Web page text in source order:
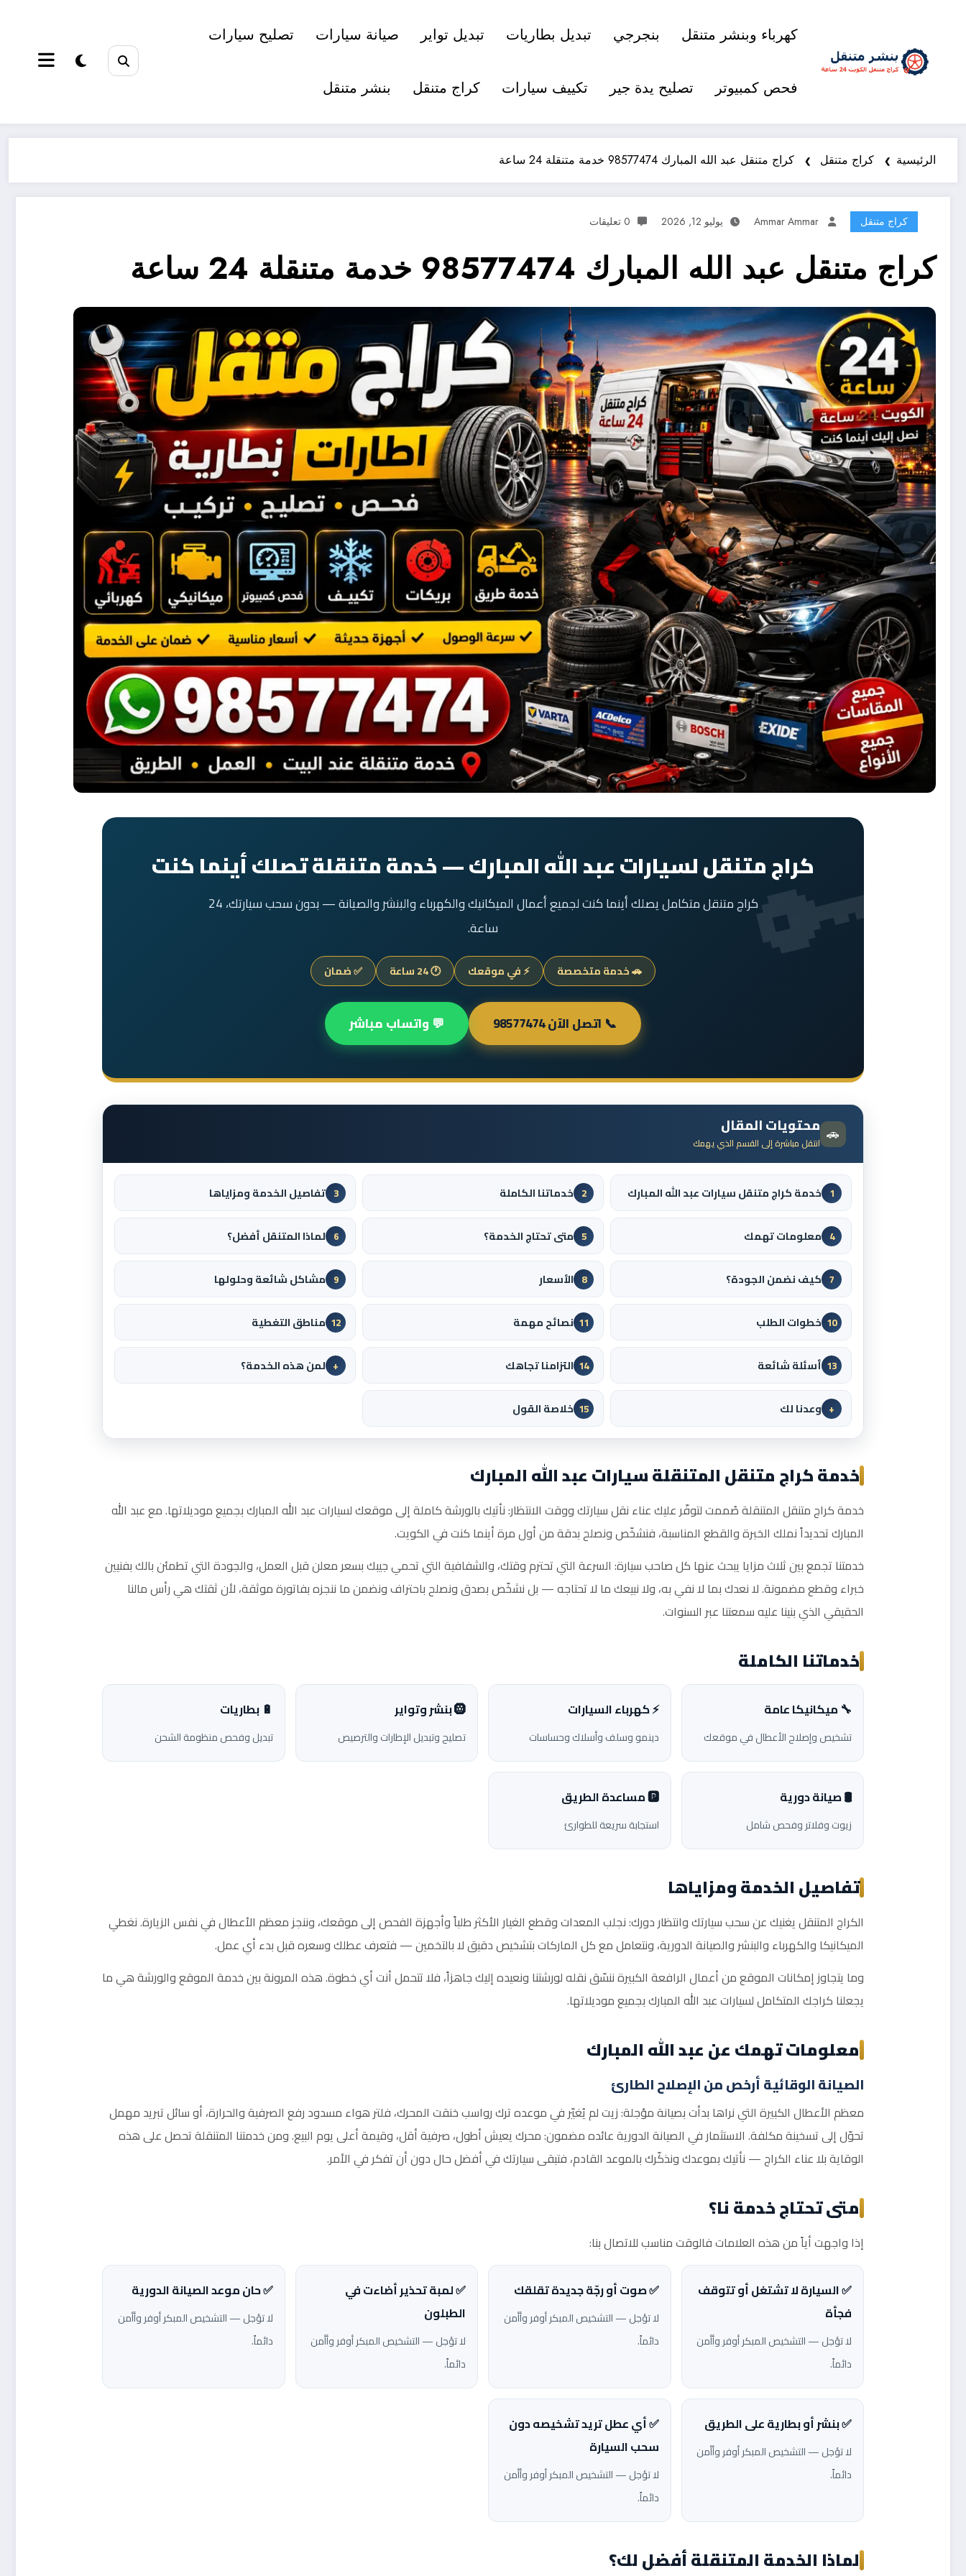
كهرباء وبنشر متنقل بنجرجي تبديل بطاريات تبديل تواير صيانة سيارات تصليح سيارات
فحص كمبيوتر تصليح يدة جير تكييف سيارات كراج متنقل بنشر متنقل
الرئيسية كراج متنقل كراج متنقل عبد الله المبارك 98577474 خدمة متنقلة 24 ساعة
كراج متنقل Ammar Ammar يوليو 12, 2026 0 تعليقات
كراج متنقل عبد الله المبارك 98577474 خدمة متنقلة 24 ساعة
كراج متنقل لسيارات عبد الله المبارك — خدمة متنقلة تصلك أينما كنت
كراج متنقل متكامل يصلك أينما كنت لجميع أعمال الميكانيك والكهرباء والبنشر والصيانة — بدون سحب سيارتك، 24
ساعة.
🚗 خدمة متخصصة ⚡ في موقعك 🕐 24 ساعة ✅ ضمان
📞 اتصل الآن 98577474 💬 واتساب مباشر
🚗 محتويات المقال
انتقل مباشرة إلى القسم الذي يهمك
1 خدمة كراج متنقل سيارات عبد الله المبارك 2 خدماتنا الكاملة 3 تفاصيل الخدمة ومزاياها
4 معلومات تهمك 5 متى تحتاج الخدمة؟ 6 لماذا المتنقل أفضل؟
7 كيف نضمن الجودة؟ 8 الأسعار 9 مشاكل شائعة وحلولها
10 خطوات الطلب 11 نصائح مهمة 12 مناطق التغطية
13 أسئلة شائعة 14 التزامنا تجاهك + لمن هذه الخدمة؟
+ وعدنا لك 15 خلاصة القول
خدمة كراج متنقل المتنقلة سيارات عبد الله المبارك
خدمة كراج متنقل المتنقلة صُممت لتوفّر عليك عناء نقل سيارتك ووقت الانتظار: نأتيك بالورشة كاملة إلى موقعك لسيارات عبد الله المبارك بجميع موديلاتها. مع عبد الله
المبارك تحديداً نملك الخبرة والقطع المناسبة، فنشخّص ونصلح بدقة من أول مرة أينما كنت في الكويت.
خدمتنا تجمع بين ثلاث مزايا يبحث عنها كل صاحب سيارة: السرعة التي تحترم وقتك، والشفافية التي تحمي جيبك بسعر معلن قبل العمل، والجودة التي تطمئن بالك بفنيين
خبراء وقطع مضمونة. لا نعدك بما لا نفي به، ولا نبيعك ما لا تحتاجه — بل نشخّص بصدق ونصلح باحتراف ونضمن ما ننجزه بفاتورة موثقة، لأن ثقتك هي رأس مالنا
الحقيقي الذي بنينا عليه سمعتنا عبر السنوات.
خدماتنا الكاملة
🔧 ميكانيكا عامة
تشخيص وإصلاح الأعطال في موقعك
⚡ كهرباء السيارات
دينمو وسلف وأسلاك وحساسات
🛞 بنشر وتواير
تصليح وتبديل الإطارات والترصيص
🔋 بطاريات
تبديل وفحص منظومة الشحن
🛢️ صيانة دورية
زيوت وفلاتر وفحص شامل
🅿️ مساعدة الطريق
استجابة سريعة للطوارئ
تفاصيل الخدمة ومزاياها
الكراج المتنقل يغنيك عن سحب سيارتك وانتظار دورك: نجلب المعدات وقطع الغيار الأكثر طلباً وأجهزة الفحص إلى موقعك، وننجز معظم الأعطال في نفس الزيارة. نغطي
الميكانيكا والكهرباء والبنشر والصيانة الدورية، ونتعامل مع كل الماركات بتشخيص دقيق لا بالتخمين — فتعرف عطلك وسعره قبل بدء أي عمل.
وما يتجاوز إمكانات الموقع من أعمال الرافعة الكبيرة ننسّق نقله لورشتنا ونعيده إليك جاهزاً، فلا تتحمل أنت أي خطوة. هذه المرونة بين خدمة الموقع والورشة هي ما
يجعلنا كراجك المتكامل لسيارات عبد الله المبارك بجميع موديلاتها.
معلومات تهمك عن عبد الله المبارك
الصيانة الوقائية أرخص من الإصلاح الطارئ
معظم الأعطال الكبيرة التي نراها بدأت بصيانة مؤجلة: زيت لم يُغيّر في موعده ترك رواسب خنقت المحرك، فلتر هواء مسدود رفع الصرفية والحرارة، أو سائل تبريد مهمل
تحوّل إلى تسخينة مكلفة. الاستثمار في الصيانة الدورية عائده مضمون: محرك يعيش أطول، صرفية أقل، وقيمة أعلى يوم البيع. ومن خدمتنا المتنقلة تحصل على هذه
الوقاية بلا عناء الكراج — نأتيك بموعدك ونذكّرك بالموعد القادم، فتبقى سيارتك في أفضل حال دون أن تفكر في الأمر.
متى تحتاج خدمة نا؟
إذا واجهت أياً من هذه العلامات فالوقت مناسب للاتصال بنا:
✅ السيارة لا تشتغل أو تتوقف
فجأة
لا تؤجل — التشخيص المبكر أوفر وأأمن
دائماً.
✅ صوت أو رجّة جديدة تقلقك
لا تؤجل — التشخيص المبكر أوفر وأأمن
دائماً.
✅ لمبة تحذير أضاءت في
الطبلون
لا تؤجل — التشخيص المبكر أوفر وأأمن
دائماً.
✅ حان موعد الصيانة الدورية
لا تؤجل — التشخيص المبكر أوفر وأأمن
دائماً.
✅ بنشر أو بطارية على الطريق
لا تؤجل — التشخيص المبكر أوفر وأأمن
دائماً.
✅ أي عطل تريد تشخيصه دون
سحب السيارة
لا تؤجل — التشخيص المبكر أوفر وأأمن
دائماً.
لماذا الخدمة المتنقلة أفضل لك؟